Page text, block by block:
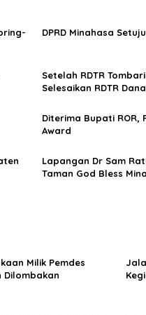
DPRD Minahasa
Setelah RDTR
Selesaikan RDTR
Diterima Bupati ROR,
Award
Lapangan Dr Sam
Taman God Bless
Milik Pemdes
Dilombakan